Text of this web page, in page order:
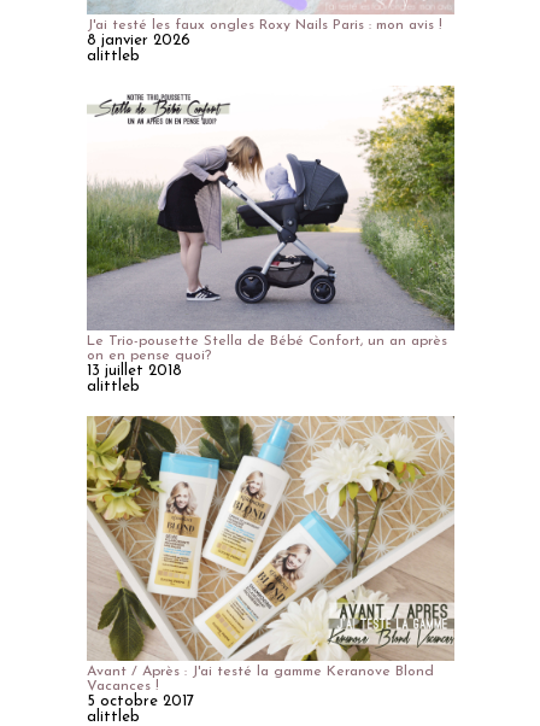
J'ai testé les faux ongles Roxy Nails Paris : mon avis !
8 janvier 2026
alittleb
Le Trio-pousette Stella de Bébé Confort, un an après
on en pense quoi?
13 juillet 2018
alittleb
Avant / Après : J'ai testé la gamme Keranove Blond
Vacances !
5 octobre 2017
alittleb